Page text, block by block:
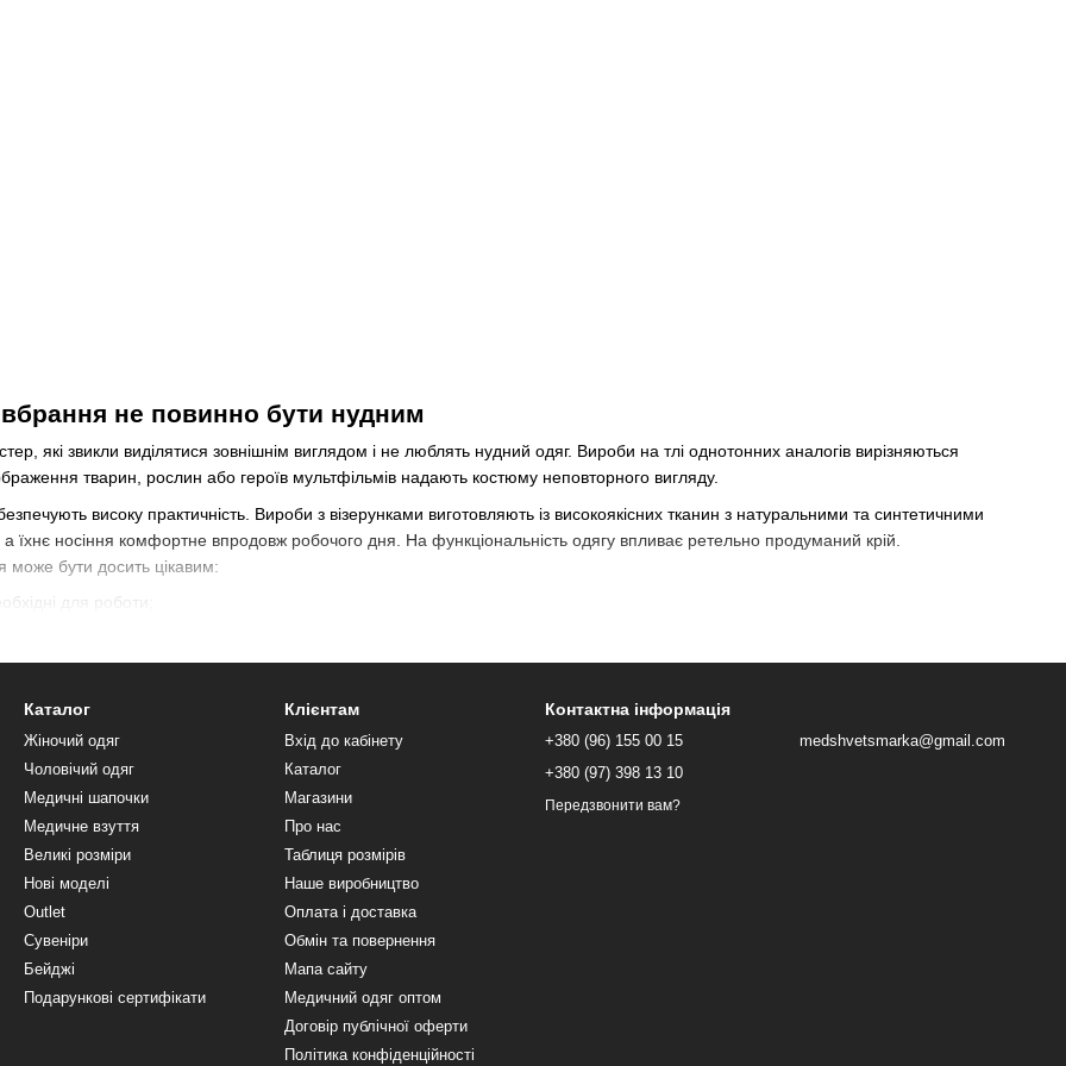
не повинно бути нудним
які звикли виділятися зовнішнім виглядом і не люблять нудний одяг. Вироби на тлі однотонних аналогів вирізняються
тварин, рослин або героїв мультфільмів надають костюму неповторного вигляду.
високу практичність. Вироби з візерунками виготовляють із високоякісних тканин з натуральними та синтетичними
їхнє носіння комфортне впродовж робочого дня. На функціональність одягу впливає ретельно продуманий крій.
бути досить цікавим:
для роботи;
марки: гарантія якості
атмосферу: колегам вдасться підняти настрій, а пацієнти до вас ставитимуться з підвищеною довірою.
втрати кольору. Прати одяг можна без побоювань — регулярні делікатні прання не зіпсують зовнішній вигляд виробів. Коштують
або телефоном із різних міст і областей. У нас налагоджена доставка територією України. У Києві ж кожен охочий зможе
необхідну кількість виробів за хорошою ціною — від одного комплекту. Пропонуємо детально вивчити каталог і
Каталог
Жіночий одяг
Чоловічий одяг
Медичні шапочки
Медичне взуття
Великі розміри
Нові моделі
Outlet
Сувеніри
Бейджі
Подарункові сертифікати
Клієнтам
Вхід до кабінету
Каталог
Магазини
Про нас
Таблиця розмірів
Наше виробництво
Оплата і доставка
Обмін та повернення
Мапа сайту
Медичний одяг оптом
Договір публічної оферти
Політика конфіденційності
Контактна інформація
+380 (96) 155 00 15
+380 (97) 398 13 10
Передзвонити вам?
medshvetsmarka@gmail.com